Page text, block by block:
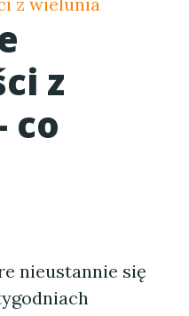
z
co
nieustannie się